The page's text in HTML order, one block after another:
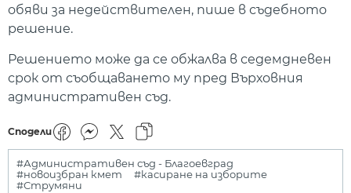
обяви за недействителен, пише в съдебното
решение.
Решението може да се обжалва в седемдневен
срок от съобщаването му пред Върховния
административен съд.
Сподели
#Административен съд - Благоевград
#новоизбран кмет
#касиране на изборите
#Струмяни